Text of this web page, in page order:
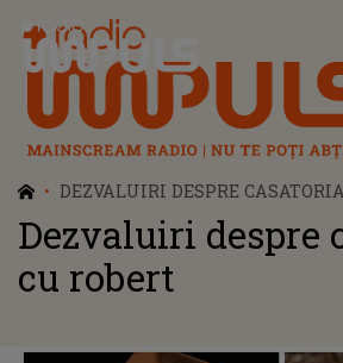
Radio Impuls
DEZVALUIRI DESPRE
Dezvaluiri despre
cu robert